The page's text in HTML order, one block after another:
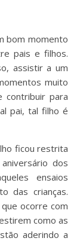
pais e filhos.
assistir a um
muito
contribuir para
pai, tal filho é
ficou restrita
dos
ensaios
das crianças.
ocorre com
como as
aderindo a